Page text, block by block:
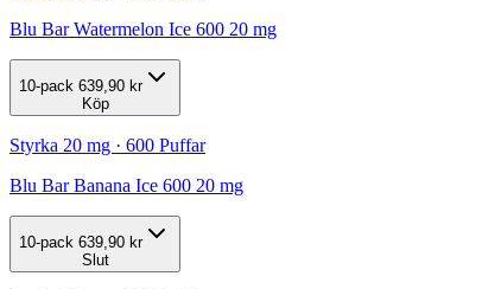
Blu Bar Watermelon Ice 600 20 mg
10-pack 639,90 kr
Köp
Styrka 20 mg · 600 Puffar
Blu Bar Banana Ice 600 20 mg
10-pack 639,90 kr
Slut